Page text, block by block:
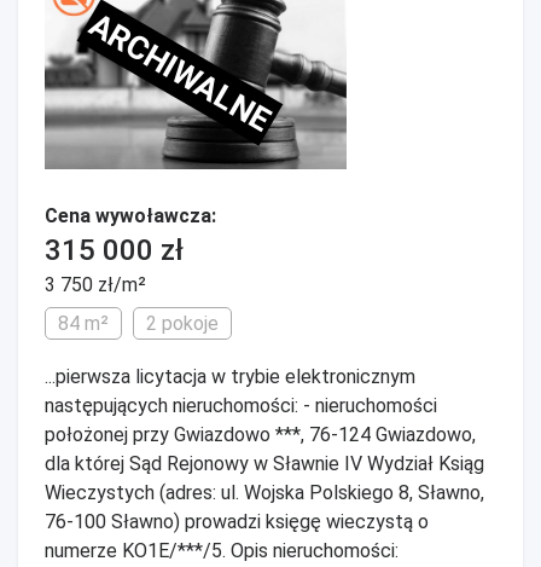
ARCHIWALNE
Cena wywoławcza:
315 000 zł
3 750 zł/m²
84 m²
2 pokoje
...pierwsza licytacja w trybie elektronicznym
następujących nieruchomości: - nieruchomości
położonej przy Gwiazdowo ***, 76-124 Gwiazdowo,
dla której Sąd Rejonowy w Sławnie IV Wydział Ksiąg
Wieczystych (adres: ul. Wojska Polskiego 8, Sławno,
76-100 Sławno) prowadzi księgę wieczystą o
numerze KO1E/***/5. Opis nieruchomości: